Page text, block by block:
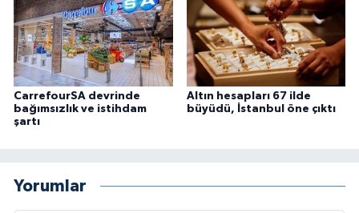
CarrefourSA devrinde
bağımsızlık ve istihdam
şartı
Altın hesapları 67 ilde
büyüdü, İstanbul öne çıktı
Yorumlar